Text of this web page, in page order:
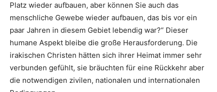
Platz wieder aufbauen, aber können Sie auch das
menschliche Gewebe wieder aufbauen, das bis vor ein
paar Jahren in diesem Gebiet lebendig war?“ Dieser
humane Aspekt bleibe die große Herausforderung. Die
irakischen Christen hätten sich ihrer Heimat immer sehr
verbunden gefühlt, sie bräuchten für eine Rückkehr aber
die notwendigen zivilen, nationalen und internationalen